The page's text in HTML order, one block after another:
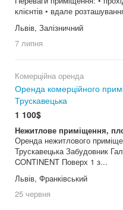
клієнтів • вдале
Львів, Залізничний
7 липня
Комерційна оренда
Оренда комерційного
Трускавецька
1 100$
Нежитлове приміщення,
Оренда нежитлового
Трускавецька Забудовник
CONTINENT Поверх 1 з...
Львів, Франківський
25 червня